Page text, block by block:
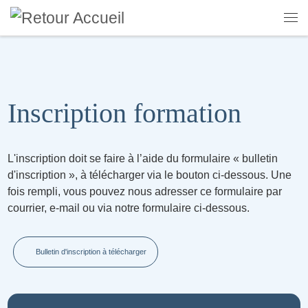
Skip to content
Inscription formation
L'inscription doit se faire à l’aide du formulaire « bulletin
d'inscription », à télécharger via le bouton ci-dessous. Une
fois rempli, vous pouvez nous adresser ce formulaire par
courrier, e-mail ou via notre formulaire ci-dessous.
Bulletin d'inscription à télécharger